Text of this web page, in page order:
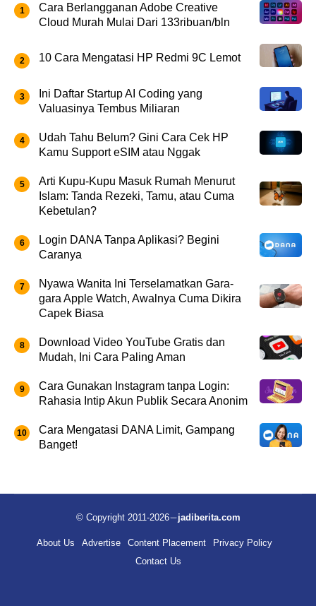
Cara Berlangganan Adobe Creative
Cloud Murah Mulai Dari 133ribuan/bln
10 Cara Mengatasi HP Redmi 9C Lemot
Ini Daftar Startup AI Coding yang
Valuasinya Tembus Miliaran
Udah Tahu Belum? Gini Cara Cek HP
Kamu Support eSIM atau Nggak
Arti Kupu-Kupu Masuk Rumah Menurut
Islam: Tanda Rezeki, Tamu, atau Cuma
Kebetulan?
Login DANA Tanpa Aplikasi? Begini
Caranya
Nyawa Wanita Ini Terselamatkan Gara-
gara Apple Watch, Awalnya Cuma Dikira
Capek Biasa
Download Video YouTube Gratis dan
Mudah, Ini Cara Paling Aman
Cara Gunakan Instagram tanpa Login:
Rahasia Intip Akun Publik Secara Anonim
Cara Mengatasi DANA Limit, Gampang
Banget!
© Copyright 2011-2026 jadiberita.com
About Us Advertise Content Placement
Privacy Policy
Contact Us